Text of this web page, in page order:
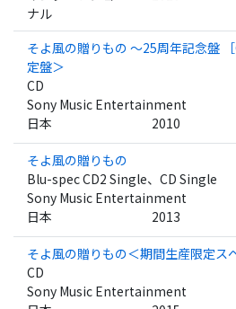
ナル
そよ風の贈りもの ～25周年記念盤
定盤＞
CD
Sony Music Entertainment
日本
2010
そよ風の贈りもの
Blu-spec CD2 Single、CD Single
Sony Music Entertainment
日本
2013
そよ風の贈りもの＜期間生産限定ス
CD
Sony Music Entertainment